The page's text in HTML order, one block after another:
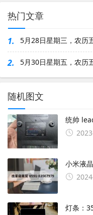
热门文章
1. 5月28日星期三，农历
2. 5月30日星期五，农历
随机图文
统帅
小米液
灯条：